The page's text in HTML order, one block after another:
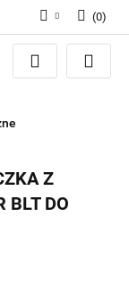
Zaloguj się
(0)
Z
BLT DO